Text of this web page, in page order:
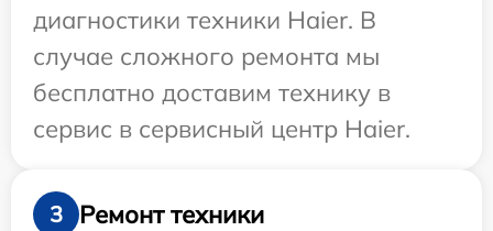
диагностики техники Haier. В
случае сложного ремонта мы
бесплатно доставим технику в
сервис в сервисный центр Haier.
3
Ремонт техники